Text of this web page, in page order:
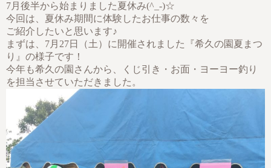
7月後半から始まりました夏休み(^_-)☆
今回は、夏休み期間に体験したお仕事の数々を
ご紹介したいと思います♪
まずは、7月27日（土）に開催されました『希久の園夏まつ
り』の様子です！
今年も希久の園さんから、くじ引き・お面・ヨーヨー釣り
を担当させていただきました。